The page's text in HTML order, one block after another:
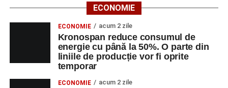
ECONOMIE
ECONOMIE acum 2 zile
Kronospan reduce consumul de
energie cu până la 50%. O parte din
liniile de producție vor fi oprite
temporar
ECONOMIE acum 2 zile